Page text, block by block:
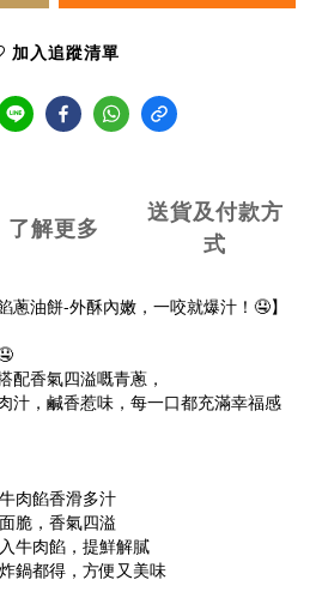
加入追蹤清單
了解更多
送貨及付款方
式
蔥油餅-外酥內嫩，一咬就爆汁！ 🤤】
配香氣四溢嘅青蔥，
汁，鹹香惹味，每一口都充滿幸福感
肉餡香滑多汁
脆，香氣四溢
牛肉餡，提鮮解膩
鍋都得，方便又美味